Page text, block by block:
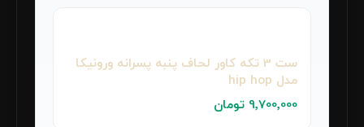
ست 3 تکه کاور لحاف پنبه پسرانه ورونیکا
مدل hip hop
9٬700٬000 تومان